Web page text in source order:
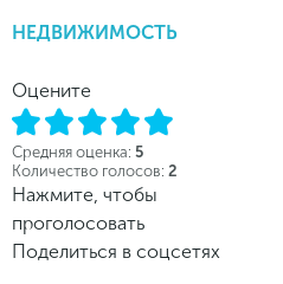
НЕДВИЖИМОСТЬ
Оцените
Средняя оценка: 5
Количество голосов: 2
Нажмите, чтобы
проголосовать
Поделиться в соцсетях